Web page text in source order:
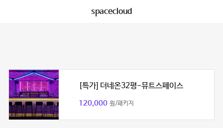
spacecloud
[특가] 더네온32평-뮤트스페이스
120,000 원/패키지